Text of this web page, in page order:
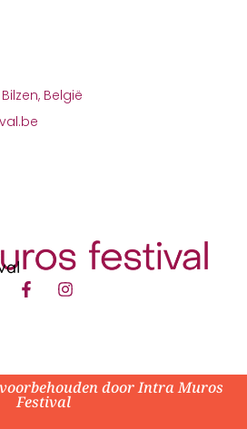
België
door Intra Muros
Festival